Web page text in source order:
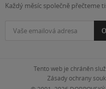
Každý měsíc společně přečteme
Tento web je chráněn
Zásady ochrany